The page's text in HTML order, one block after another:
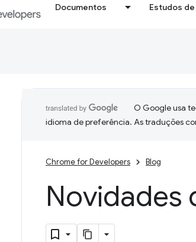
Documentos Estudos
O Google usa
idioma de preferência. As traduções
Chrome for Developers Blog
Novidades